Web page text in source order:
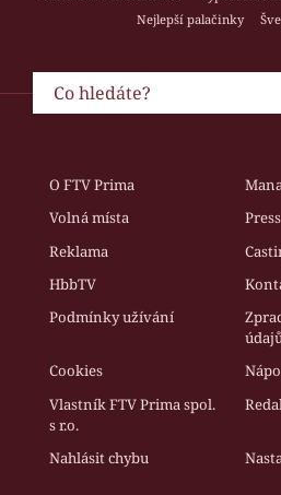
Nejlepší palačinky
O FTV Prima
Volná místa
Press
Reklama
HbbTV
Podmínky užívání
Cookies
Vlastník FTV Prima spol.
s r.o.
Nahlásit chybu